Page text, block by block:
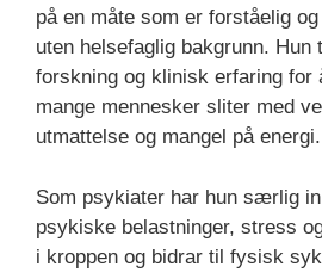
på en måte som er forståelig
uten helsefaglig bakgrunn. Hun
forskning og klinisk erfaring for
mange mennesker sliter med
utmattelse og mangel på energi.
Som psykiater har hun særlig
psykiske belastninger, stress
i kroppen og bidrar til fysisk